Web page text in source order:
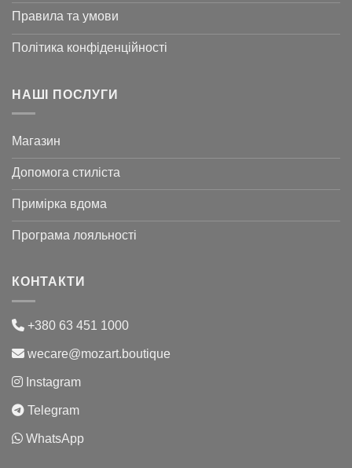
Правила та умови
Політика конфіденційності
НАШІ ПОСЛУГИ
Магазин
Допомога стиліста
Примірка вдома
Програма лояльності
КОНТАКТИ
+380 63 451 1000
wecare@mozart.boutique
Instagram
Telegram
WhatsApp